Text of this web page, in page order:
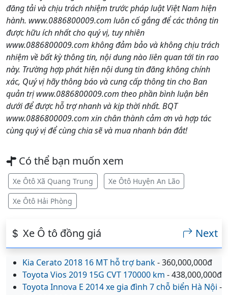
đăng tải và chịu trách nhiệm trước pháp luật Việt Nam hiện
hành. www.0886800009.com luôn cố gắng để các thông tin
được hữu ích nhất cho quý vị, tuy nhiên
www.0886800009.com không đảm bảo và không chịu trách
nhiệm về bất kỳ thông tin, nội dung nào liên quan tới tin rao
này. Trường hợp phát hiện nội dung tin đăng không chính
xác, Quý vị hãy thông báo và cung cấp thông tin cho Ban
quản trị www.0886800009.com theo phần bình luận bên
dưới để được hỗ trợ nhanh và kịp thời nhất. BQT
www.0886800009.com xin chân thành cảm ơn và hợp tác
cùng quý vị để cùng chia sẽ và mua nhanh bán đắt!
Có thể bạn muốn xem
Xe Ôtô Xã Quang Trung Xe Ôtô Huyện An Lão
Xe Ôtô Hải Phòng
Xe Ô tô đồng giá Next
Kia Cerato 2018 16 MT hỗ trợ bank- 360,000,000đ
Toyota Vios 2019 15G CVT 170000 km - 438,000,000đ
Toyota Innova E 2014 xe gia đình 7 chỗ biển Hà Nội -